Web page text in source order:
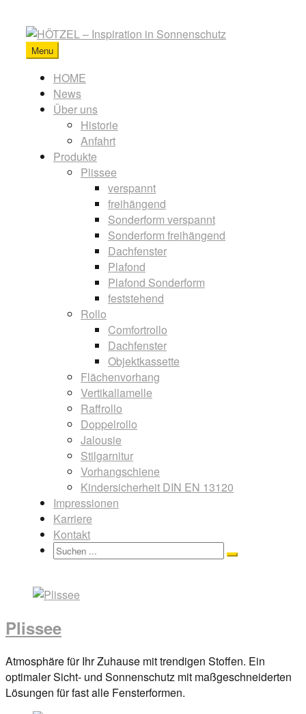
content
HÖTZEL
Inspiration
Sonnenschutz
Menu
Primary
menu
HOME
News
Über uns
Historie
Anfahrt
Produkte
Plissee
verspannt
freihängend
Sonderform verspannt
Sonderform freihängend
Dachfenster
Plafond
Plafond Sonderform
feststehend
Rollo
Comfortrollo
Dachfenster
Objektkassette
Flächenvorhang
Vertikallamelle
Raffrollo
Doppelrollo
Jalousie
Stilgarnitur
Vorhangschiene
Kindersicherheit DIN EN 13120
Impressionen
Karriere
Kontakt
Search
Search
Plissee
Posted
on
29.
Atmosphäre für Ihr Zuhause mit trendigen Stoffen. Ein
optimaler Sicht- und Sonnenschutz mit maßgeschneiderten
Lösungen für fast alle Fensterformen.